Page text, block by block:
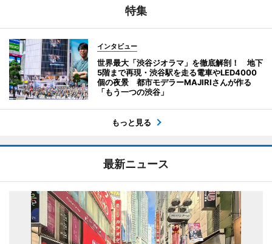
特集
インタビュー
世界最大「渋谷ジオラマ」を徹底解剖！ 地下
5階まで再現・渋谷駅を走る電車やLED4000
個の夜景 都市モデラーMAJIRIさんが作る
「もう一つの渋谷」
もっと見る
最新ニュース